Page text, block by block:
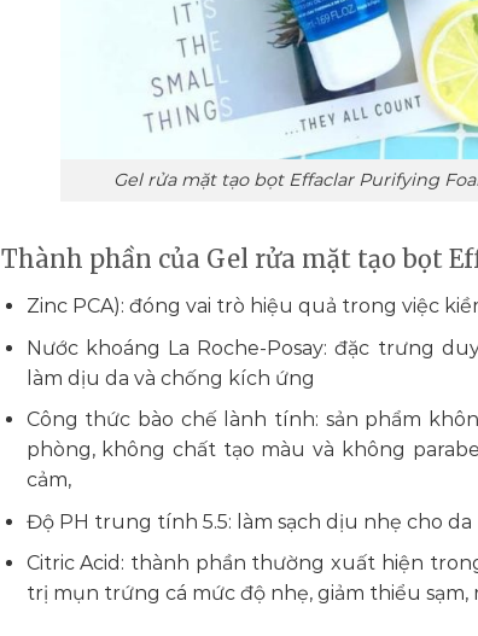
Gel rửa mặt tạo bọt Effaclar Purifying
Thành phần của Gel rửa mặt tạo bọt
Zinc PCA): đóng vai trò hiệu quả trong việc
Nước khoáng La Roche-Posay: đặc trưng
làm dịu da và chống kích ứng
Công thức bào chế lành tính: sản phẩm
phòng, không chất tạo màu và không
cảm,
Độ PH trung tính 5.5: làm sạch dịu nhẹ cho da
Citric Acid: thành phần thường xuất hiện
trị mụn trứng cá mức độ nhẹ, giảm thiểu sạm,